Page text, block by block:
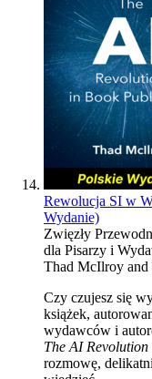
Rewolucja SI w
Wydanie)
Zwięzły
dla Pisarzy i
Thad McIlroy and
Czy czujesz się
książek,
wydawców i
The AI
rozmowę,